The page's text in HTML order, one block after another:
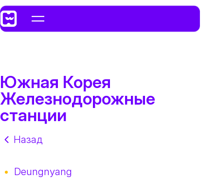
Южная Корея
Железнодорожные
станции
Назад
Deungnyang